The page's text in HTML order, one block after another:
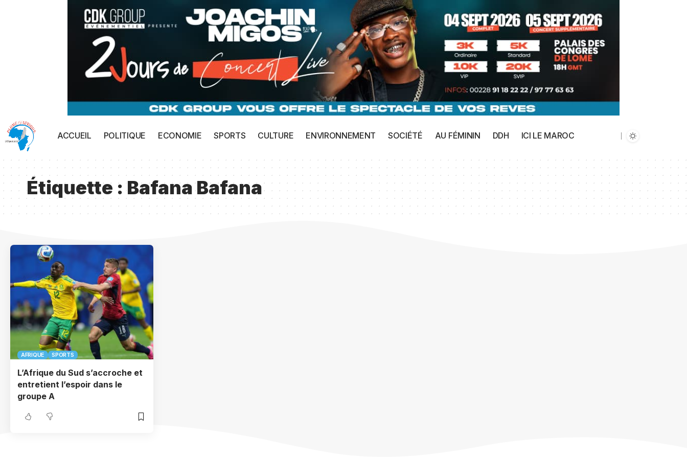
ACCUEIL POLITIQUE ECONOMIE SPORTS CULTURE ENVIRONNEMENT SOCIÉTÉ AU FÉMININ DDH ICI LE MAROC
Étiquette :Bafana Bafana
AFRIQUE SPORTS
L’Afrique du Sud s’accroche et
entretient l’espoir dans le
groupe A